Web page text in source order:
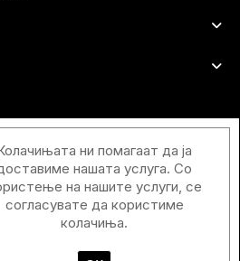
Сите права задржани.
ни помагаат да ја
нашата услуга. Со
на нашите услуги, се
согласувате да користиме
колачиња.